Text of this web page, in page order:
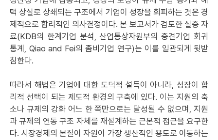
택 상실로 상쇄되는 구조에서 기업이 성장을 회피하는 것은 경
제적으로 합리적인 의사결정이다. 본 보고서가 검토한 실증 자
료(KDB의 한계기업 분석, 산업통상자원부의 중견기업 회귀
통계, Qiao and Fei의 좀비기업 연구)는 이를 일관되게 뒷받
침한다.
따라서 해법은 기업에 대한 도덕적 설득이 아니라, 성장이 합
리적 선택이 되는 제도적 환경의 구축에 있다. 이는 지원의 축
소나 규제의 강화 어느 한 쪽만으로는 달성될 수 없으며, 지원
과 규제의 연동 구조 자체를 재설계하는 근본적 접근을 요구한
다. 시장경제의 본질이 자원이 가장 생산적인 용도로 이동하는